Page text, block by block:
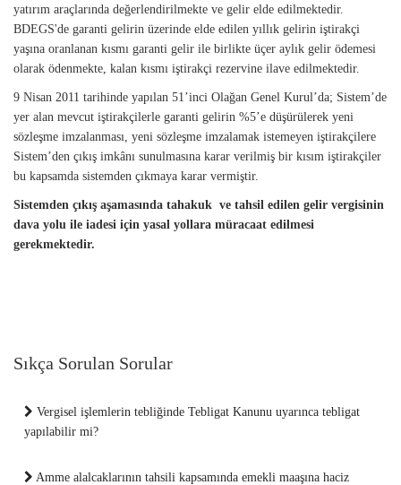
yatırım araçlarında değerlendirilmekte ve gelir elde edilmektedir.
BDEGS'de garanti gelirin üzerinde elde edilen yıllık gelirin iştirakçi
yaşına oranlanan kısmı garanti gelir ile birlikte üçer aylık gelir ödemesi
olarak ödenmekte, kalan kısmı iştirakçi rezervine ilave edilmektedir.
9 Nisan 2011 tarihinde yapılan 51’inci Olağan Genel Kurul’da; Sistem’de
yer alan mevcut iştirakçilerle garanti gelirin %5’e düşürülerek yeni
sözleşme imzalanması, yeni sözleşme imzalamak istemeyen iştirakçilere
Sistem’den çıkış imkânı sunulmasına karar verilmiş bir kısım iştirakçiler
bu kapsamda sistemden çıkmaya karar vermiştir.
Sistemden çıkış aşamasında tahakuk ve tahsil edilen gelir vergisinin
dava yolu ile iadesi için yasal yollara müracaat edilmesi
gerekmektedir.
Sıkça Sorulan Sorular
Vergisel işlemlerin tebliğinde Tebligat Kanunu uyarınca tebligat
yapılabilir mi?
Amme alalcaklarının tahsili kapsamında emekli maaşına haciz